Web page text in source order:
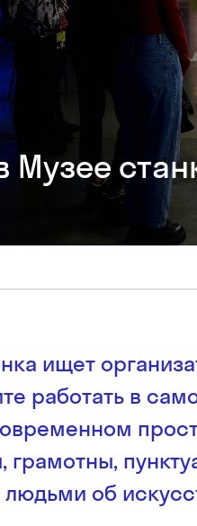
Музее
ищет
работать в
грамотны,
об